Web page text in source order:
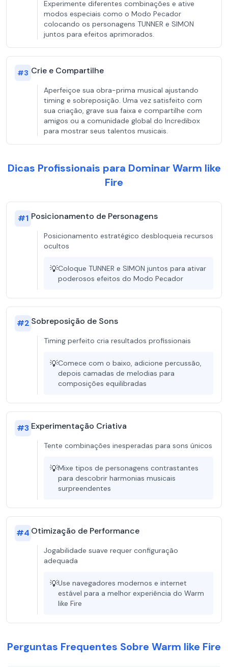
Experimente diferentes combinações e ative
modos especiais como o Modo Pecador
colocando os personagens TUNNER e SIMON
juntos para efeitos aprimorados.
#3 Crie e Compartilhe
Aperfeiçoe sua obra-prima musical ajustando
timing e sobreposição. Uma vez satisfeito com
sua criação, grave sua faixa e compartilhe com
amigos ou a comunidade global do Incredibox
para mostrar seus talentos musicais.
Dicas Profissionais para Dominar Warm like
Fire
#1 Posicionamento de Personagens
Posicionamento estratégico desbloqueia recursos
ocultos
💡Coloque TUNNER e SIMON juntos para ativar
poderosos efeitos do Modo Pecador
#2 Sobreposição de Sons
Timing perfeito cria resultados profissionais
💡Comece com o baixo, adicione percussão,
depois camadas de melodias para
composições equilibradas
#3 Experimentação Criativa
Tente combinações inesperadas para sons únicos
💡Mixe tipos de personagens contrastantes
para descobrir harmonias musicais
surpreendentes
#4 Otimização de Performance
Jogabilidade suave requer configuração
adequada
💡Use navegadores modernos e internet
estável para a melhor experiência do Warm
like Fire
Perguntas Frequentes Sobre Warm like Fire